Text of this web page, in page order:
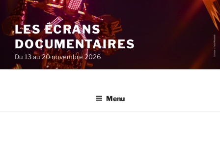
au
contenu
principal
LES ÉCRANS
DOCUMENTAIRES
Du 13 au 20 novembre 2026
Menu